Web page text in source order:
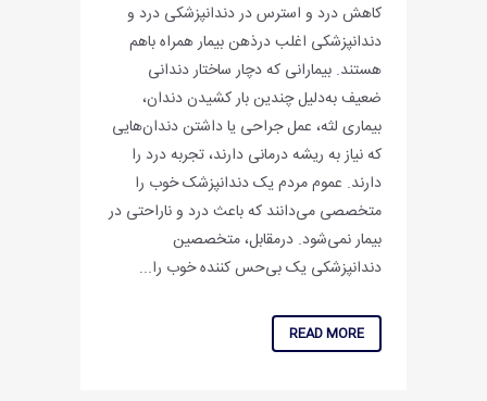
کاهش درد و استرس در دندانپزشکی درد و
دندانپزشکی اغلب درذهن بیمار همراه باهم
هستند. بیمارانی که دچار ساختار دندانی
ضعیف به‌دلیل چندین بار کشیدن دندان،
بیماری لثه، عمل جراحی یا داشتن دندان‌هایی
که نیاز به ریشه درمانی دارند، تجربه درد را
دارند. عموم مردم یک دندانپزشک خوب را
متخصصی می‌دانند که باعث درد و ناراحتی در
بیمار نمی‌شود. درمقابل، متخصصین
دندانپزشکی یک بی‌حس کننده‌ خوب را...
READ MORE